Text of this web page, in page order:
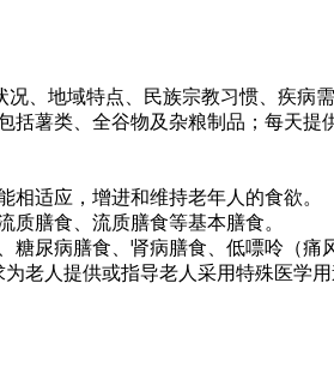
、地域特点、民族宗教习惯、疾病
括薯类、全谷物及杂粮制品；每天
适应，增进和维持老年人的食欲。
膳食、流质膳食等基本膳食。
尿病膳食、肾病膳食、低嘌呤（痛
为老人提供或指导老人采用特殊医学